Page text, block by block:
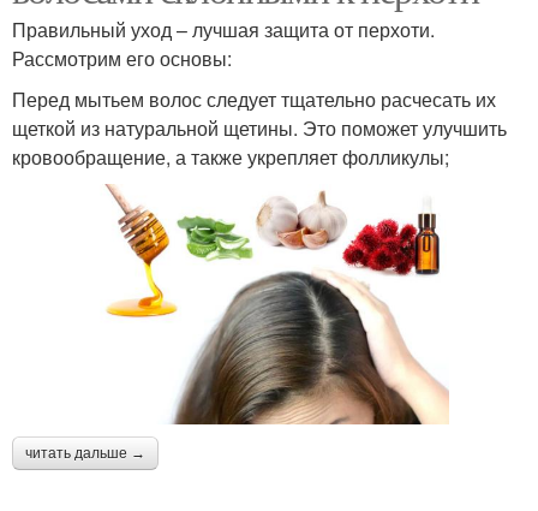
Правильный уход – лучшая защита от перхоти.
Рассмотрим его основы:
Перед мытьем волос следует тщательно расчесать их
щеткой из натуральной щетины. Это поможет улучшить
кровообращение, а также укрепляет фолликулы;
читать дальше →